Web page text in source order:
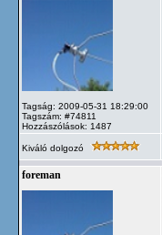
Tagság: 2009-05-31 18:29:00
Tagszám: #74811
Hozzászólások: 1487
Kiváló dolgozó
foreman